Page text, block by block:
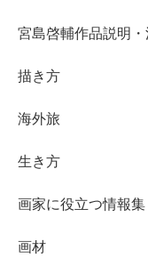
宮島啓輔作品説明
描き方
海外旅
生き方
画家に役立つ情報集
画材